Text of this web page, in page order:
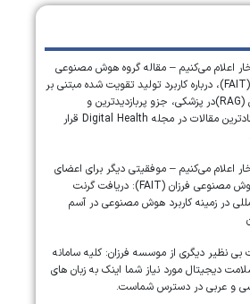
اعلام می‌کنیم – مقاله گروه هوش مصنوعی
فرزان (FAIT)، درباره کاربرد تولید تقویت شده مبتنی بر
بازیابی (RAG)در پزشکی، جزو پربازدیدترین و
پراستنادترین مقالات در مجله Digital Health قرار
اعلام می‌کنیم – موفقیتی دیگر برای اعضای
تیم هوش مصنوعی فرزان (FAIT): دریافت گرنت
در زمینه کاربرد هوش مصنوعی در آسم
نظیر دیگری از موسسه فرزان: کلیه سامانه
دیجیتال مورد نیاز شما اینک به زبان های
و عربی در دسترس شماست.